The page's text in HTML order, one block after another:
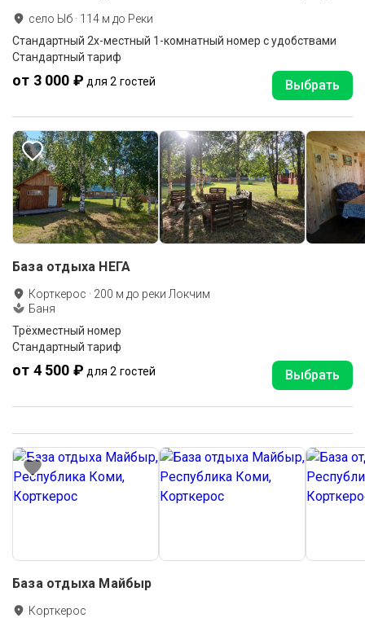
село Ыб · 114 м до Реки
Стандартный 2х-местный 1-комнатный номер с удобствами
Стандартный тариф
от 3 000 ₽ для 2 гостей Выбрать
База отдыха НЕГА
Корткерос · 200 м до реки Локчим
Баня
Трёхместный номер
Стандартный тариф
от 4 500 ₽ для 2 гостей Выбрать
База отдыха Майбыр
Корткерос